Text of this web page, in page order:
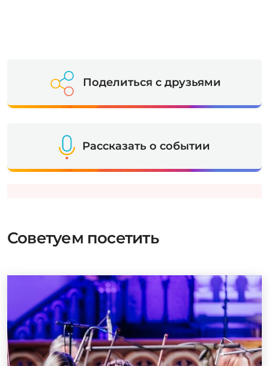
Поделиться с друзьями
Рассказать о событии
Советуем посетить